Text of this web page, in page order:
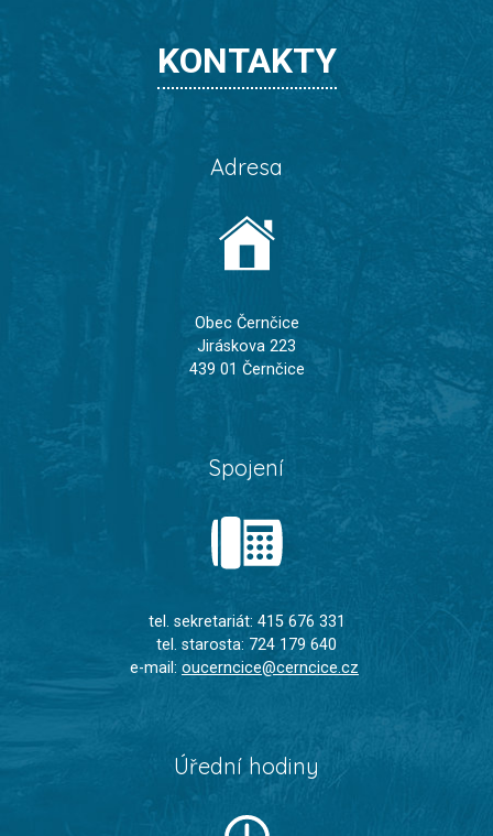
KONTAKTY
Adresa
Obec Černčice
Jiráskova 223
439 01 Černčice
Spojení
tel. sekretariát: 415 676 331
tel. starosta: 724 179 640
e-mail: oucerncice@cerncice.cz
Úřední hodiny